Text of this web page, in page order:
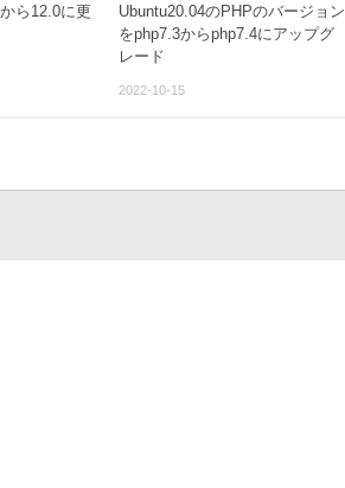
ら12.0に更
Ubuntu20.04のPHPのバージョン
をphp7.3からphp7.4にアップグ
レード
2022-10-15